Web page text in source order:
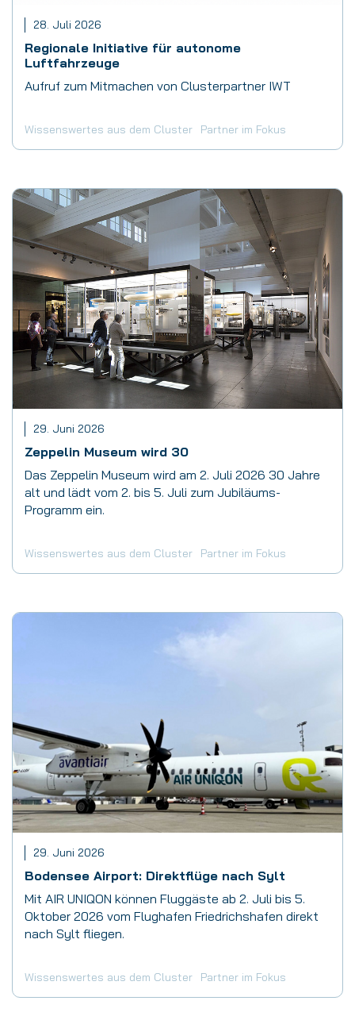
28. Juli 2026
Regionale Initiative für autonome
Luftfahrzeuge
Aufruf zum Mitmachen von Clusterpartner IWT
Wissenswertes aus dem Cluster Partner im Fokus
29. Juni 2026
Zeppelin Museum wird 30
Das Zeppelin Museum wird am 2. Juli 2026 30 Jahre
alt und lädt vom 2. bis 5. Juli zum Jubiläums-
Programm ein.
Wissenswertes aus dem Cluster Partner im Fokus
29. Juni 2026
Bodensee Airport: Direktflüge nach Sylt
Mit AIR UNIQON können Fluggäste ab 2. Juli bis 5.
Oktober 2026 vom Flughafen Friedrichshafen direkt
nach Sylt fliegen.
Wissenswertes aus dem Cluster Partner im Fokus